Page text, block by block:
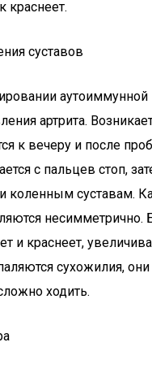
краснеет.
суставов
аутоиммунной
артрита.
к вечеру и после
с пальцев стоп,
коленным суставам.
и краснеет,
сухожилия, они
ходить.